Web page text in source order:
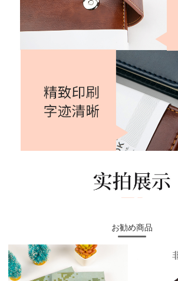
お勧め商品